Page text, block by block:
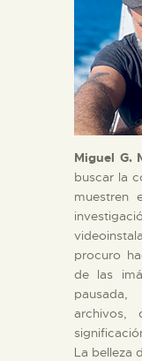
Miguel G.
buscar la
muestren
procuro
de las
archivos,
La belleza